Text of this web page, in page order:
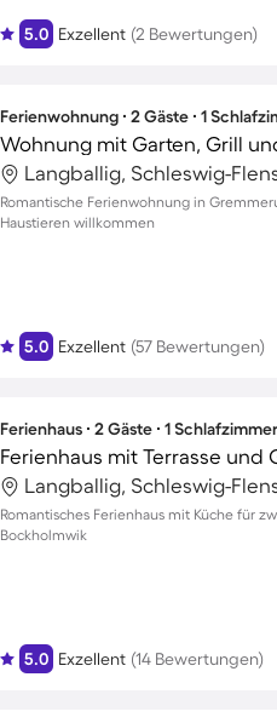
5.0 Exzellent (2 Bewertungen)
Ferienwohnung ∙ 2 Gäste ∙ 1
Langballig, Schleswig-
Romantische Ferienwohnung in
Haustieren willkommen
5.0 Exzellent (57 Bewertungen)
Ferienhaus ∙ 2 Gäste ∙ 1 Schlafzimmer
Ferienhaus mit Terrasse und
Langballig, Schleswig-
Romantisches Ferienhaus mit Küche für
Bockholmwik
5.0 Exzellent (14 Bewertungen)